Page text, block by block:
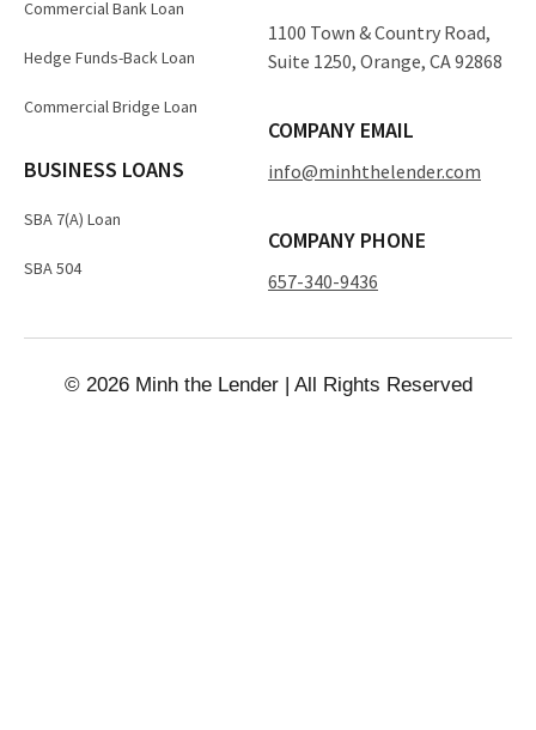
Commercial Bank Loan
Hedge Funds-Back Loan
Commercial Bridge Loan
BUSINESS LOANS
SBA 7(A) Loan
SBA 504
1100 Town & Country Road,
Suite 1250, Orange, CA 92868
COMPANY EMAIL
info@minhthelender.com​​
COMPANY PHONE
657-340-9436
© 2026 Minh the Lender | All Rights Reserved